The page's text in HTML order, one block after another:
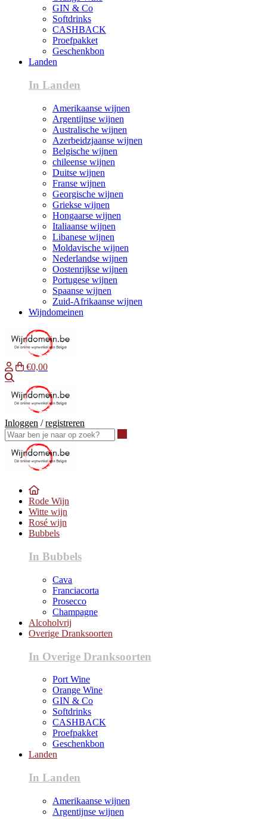
GIN & Co
Softdrinks
CASHBACK
Proefpakket
Geschenkbon
Landen
In Landen
Amerikaanse wijnen
Argentijnse wijnen
Australische wijnen
Azerbeidzjaanse wijnen
Belgische wijnen
chileense wijnen
Duitse wijnen
Franse wijnen
Georgische wijnen
Griekse wijnen
Hongaarse wijnen
Italiaanse wijnen
Libanese wijnen
Moldavische wijnen
Nederlandse wijnen
Oostenrijkse wijnen
Portugese wijnen
Spaanse wijnen
Zuid-Afrikaanse wijnen
Wijndomeinen
€0,00
Inloggen /registreren
Rode Wijn
Witte wijn
Rosé wijn
Bubbels
In Bubbels
Cava
Franciacorta
Prosecco
Champagne
Alcoholvrij
Overige Dranksoorten
In Overige Dranksoorten
Port Wine
Orange Wine
GIN & Co
Softdrinks
CASHBACK
Proefpakket
Geschenkbon
Landen
In Landen
Amerikaanse wijnen
Argentijnse wijnen